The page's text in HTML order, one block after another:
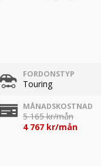
FORDONSTYP
Touring
MÅNADSKOSTNAD
5 165 kr/mån
4 767 kr/mån